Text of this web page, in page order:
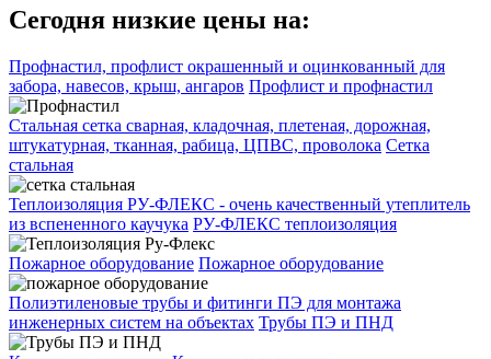
Сегодня низкие цены на:
Профнастил, профлист окрашенный и оцинкованный для
забора, навесов, крыш, ангаров Профлист и профнастил
Стальная сетка сварная, кладочная, плетеная, дорожная,
штукатурная, тканная, рабица, ЦПВС, проволока Сетка
стальная
Теплоизоляция РУ-ФЛЕКС - очень качественный утеплитель
из вспененного каучука РУ-ФЛЕКС теплоизоляция
Пожарное оборудование Пожарное оборудование
Полиэтиленовые трубы и фитинги ПЭ для монтажа
инженерных систем на объектах Трубы ПЭ и ПНД